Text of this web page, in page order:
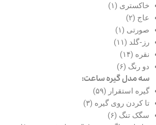
خاکستری (۱)
عاج (۲)
صورتی (۱)
رز-گلد (۱۱)
نقره (۱۴)
دو رنگ (۶)
سه مدل گیره ساعت:
گیره استقرار (۵۹)
تا کردن روی گیره (۳)
سگک تنگ (۶)